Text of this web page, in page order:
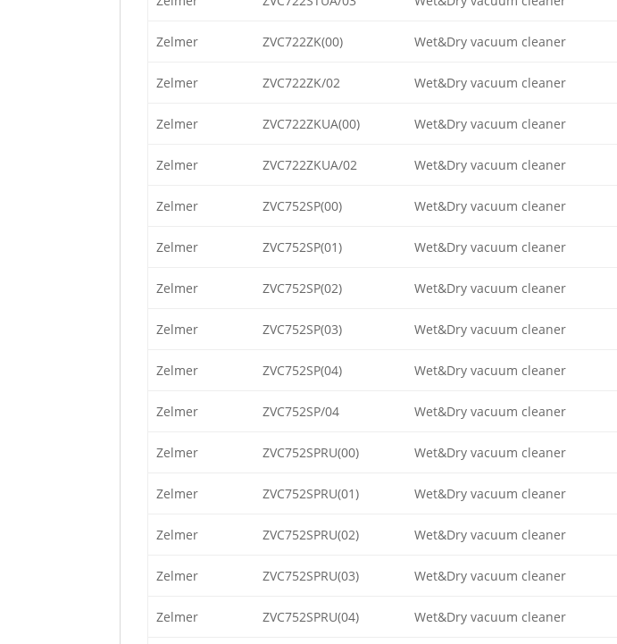
Zelmer ZVC722ZK(00) Wet&Dry vacuum cleaner
Zelmer ZVC722ZK/02 Wet&Dry vacuum cleaner
Zelmer ZVC722ZKUA(00) Wet&Dry vacuum cleaner
Zelmer ZVC722ZKUA/02 Wet&Dry vacuum cleaner
Zelmer ZVC752SP(00) Wet&Dry vacuum cleaner
Zelmer ZVC752SP(01) Wet&Dry vacuum cleaner
Zelmer ZVC752SP(02) Wet&Dry vacuum cleaner
Zelmer ZVC752SP(03) Wet&Dry vacuum cleaner
Zelmer ZVC752SP(04) Wet&Dry vacuum cleaner
Zelmer ZVC752SP/04 Wet&Dry vacuum cleaner
Zelmer ZVC752SPRU(00) Wet&Dry vacuum cleaner
Zelmer ZVC752SPRU(01) Wet&Dry vacuum cleaner
Zelmer ZVC752SPRU(02) Wet&Dry vacuum cleaner
Zelmer ZVC752SPRU(03) Wet&Dry vacuum cleaner
Zelmer ZVC752SPRU(04) Wet&Dry vacuum cleaner